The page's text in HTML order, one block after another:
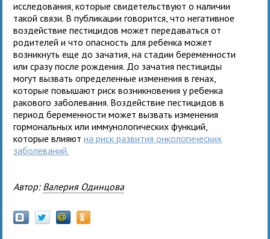
исследования, которые свидетельствуют о наличии
такой связи. В публикации говорится, что негативное
воздействие пестицидов может передаваться от
родителей и что опасность для ребенка может
возникнуть еще до зачатия, на стадии беременности
или сразу после рождения. До зачатия пестициды
могут вызвать определенные изменения в генах,
которые повышают риск возникновения у ребенка
ракового заболевания. Воздействие пестицидов в
период беременности может вызвать изменения
гормональных или иммунологических функций,
которые влияютна риск развития онкологических
заболеваний.
Автор: Валерия Одинцова